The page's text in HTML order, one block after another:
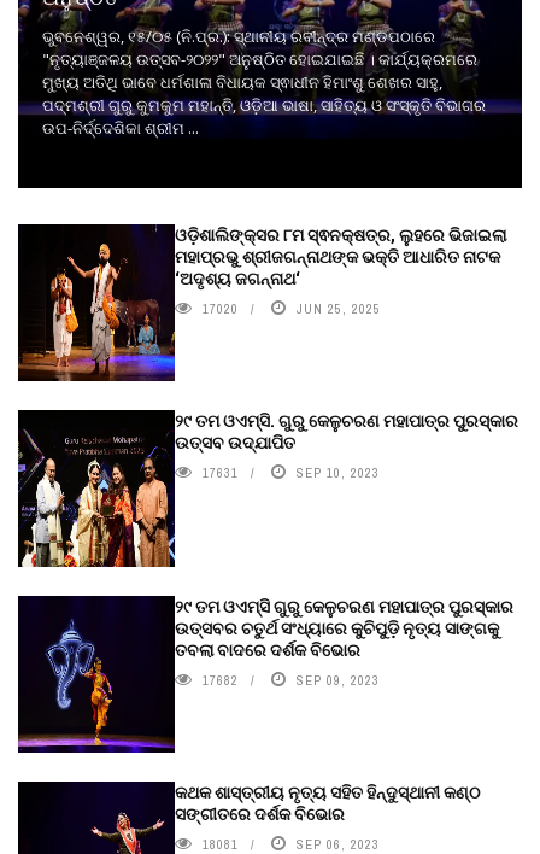
ଭୁବନେଶ୍ୱର, ୧୫/୦୫ (ନି.ପ୍ର.): ସ୍ଥାନୀୟ ରବୀନ୍ଦ୍ର ମଣ୍ଡପଠାରେ
"ନୃତ୍ୟାଞ୍ଜଳୟ ଉତ୍ସବ-୨୦୨୨" ଅନୁଷ୍ଠିତ ହୋଇଯାଇଛି । କାର୍ଯ୍ୟକ୍ରମରେ
ମୁଖ୍ୟ ଅତିଥି ଭାବେ ଧର୍ମଶାଳା ବିଧାୟକ ସ୍ଵାଧୀନ ହିମାଂଶୁ ଶେଖର ସାହୁ,
ପଦ୍ମଶ୍ରୀ ଗୁରୁ କୁମକୁମ ମହାନ୍ତି, ଓଡ଼ିଆ ଭାଷା, ସାହିତ୍ୟ ଓ ସଂସ୍କୃତି ବିଭାଗର
ଉପ-ନିର୍ଦ୍ଦେଶିକା ଶ୍ରୀମ ...
ଓଡ଼ିଶାଲିଙ୍କ୍ସର ୮ମ ସ୍ଵନକ୍ଷତ୍ର, ଲୁହରେ ଭିଜାଇଲା
ମହାପ୍ରଭୁ ଶ୍ରୀଜଗନ୍ନାଥଙ୍କ ଭକ୍ତି ଆଧାରିତ ନାଟକ
‘ଅଦୃଶ୍ୟ ଜଗନ୍ନାଥ‘
17020 JUN 25, 2025
୨୯ ତମ ଓଏମ୍‌ସି. ଗୁରୁ କେଳୁଚରଣ ମହାପାତ୍ର ପୁରସ୍କାର
ଉତ୍ସବ ଉଦ୍‍ଯାପିତ
17631 SEP 10, 2023
୨୯ ତମ ଓଏମ୍‌ସି ଗୁରୁ କେଳୁଚରଣ ମହାପାତ୍ର ପୁରସ୍କାର
ଉତ୍ସବର ଚତୁର୍ଥ ସଂଧ୍ୟାରେ କୁଚିପୁଡ଼ି ନୃତ୍ୟ ସାଙ୍ଗକୁ
ତବଲା ବାଦରେ ଦର୍ଶକ ବିଭୋର
17682 SEP 09, 2023
କଥକ ଶାସ୍ତ୍ରୀୟ ନୃତ୍ୟ ସହିତ ହିନ୍ଦୁସ୍ଥାନୀ କଣ୍ଠ
ସଙ୍ଗୀତରେ ଦର୍ଶକ ବିଭୋର
18081 SEP 06, 2023